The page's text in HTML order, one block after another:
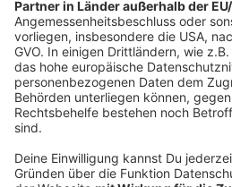
Nutzung von EasyPark ist
beschränkt: In mehr als 600
über 20 Ländern europaweit
über den Dienstleister ihr
Informationen über die neue
Euro Parkgutschein auf der
Start des neuen Angebots, ab
solange der Vorrat reicht in den
Bürger*innenservice der Stadt